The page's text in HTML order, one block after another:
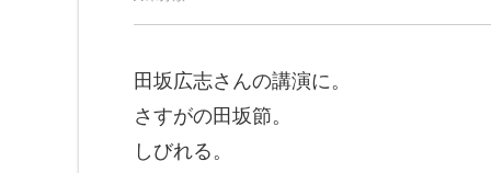
田坂広志さんの講演に。
さすがの田坂節。
しびれる。